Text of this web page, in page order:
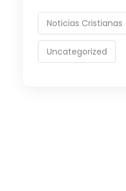
Noticias Cristianas
Uncategorized